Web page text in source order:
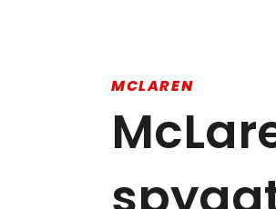
MCLAREN